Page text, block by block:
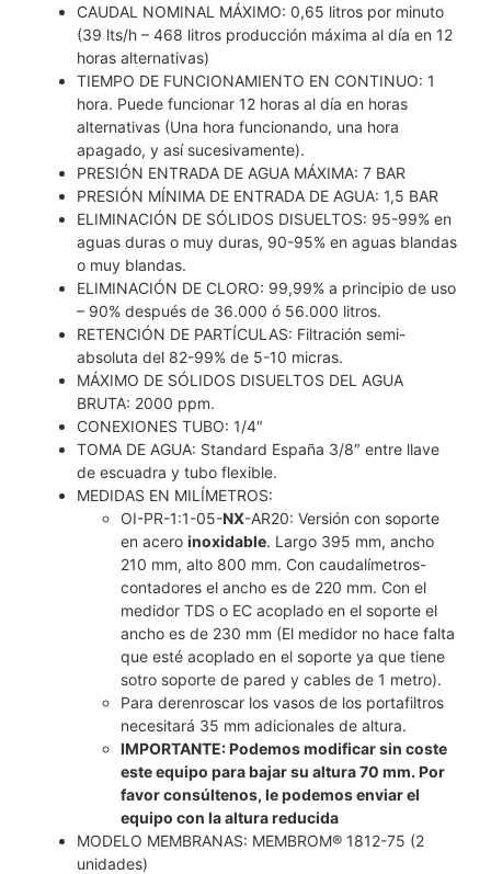
CAUDAL NOMINAL MÁXIMO: 0,65 litros por minuto
(39 lts/h – 468 litros producción máxima al día en 12
horas alternativas)
TIEMPO DE FUNCIONAMIENTO EN CONTINUO: 1
hora. Puede funcionar 12 horas al día en horas
alternativas (Una hora funcionando, una hora
apagado, y así sucesivamente).
PRESIÓN ENTRADA DE AGUA MÁXIMA: 7 BAR
PRESIÓN MÍNIMA DE ENTRADA DE AGUA: 1,5 BAR
ELIMINACIÓN DE SÓLIDOS DISUELTOS: 95-99% en
aguas duras o muy duras, 90-95% en aguas blandas
o muy blandas.
ELIMINACIÓN DE CLORO: 99,99% a principio de uso
– 90% después de 36.000 ó 56.000 litros.
RETENCIÓN DE PARTÍCULAS: Filtración semi-
absoluta del 82-99% de 5-10 micras.
MÁXIMO DE SÓLIDOS DISUELTOS DEL AGUA
BRUTA: 2000 ppm.
CONEXIONES TUBO: 1/4″
TOMA DE AGUA: Standard España 3/8″ entre llave
de escuadra y tubo flexible.
MEDIDAS EN MILÍMETROS:
OI-PR-1:1-05-NX-AR20: Versión con soporte
en acero inoxidable. Largo 395 mm, ancho
210 mm, alto 800 mm. Con caudalímetros-
contadores el ancho es de 220 mm. Con el
medidor TDS o EC acoplado en el soporte el
ancho es de 230 mm (El medidor no hace falta
que esté acoplado en el soporte ya que tiene
sotro soporte de pared y cables de 1 metro).
Para derenroscar los vasos de los portafiltros
necesitará 35 mm adicionales de altura.
IMPORTANTE: Podemos modificar sin coste
este equipo para bajar su altura 70 mm. Por
favor consúltenos, le podemos enviar el
equipo con la altura reducida
MODELO MEMBRANAS: MEMBROM® 1812-75 (2
unidades)